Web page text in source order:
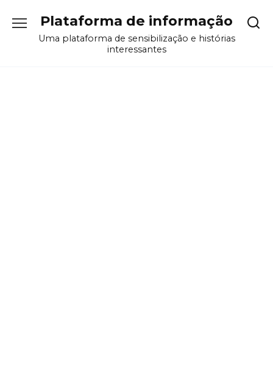
содержанию
Plataforma de informação
Uma plataforma de sensibilização e histórias
interessantes